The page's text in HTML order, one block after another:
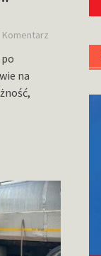
Komentarz
na